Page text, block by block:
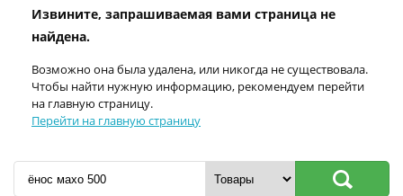
Извините, запрашиваемая вами страница не
найдена.
Возможно она была удалена, или никогда не существовала.
Чтобы найти нужную информацию, рекомендуем перейти
на главную страницу.
Перейти на главную страницу